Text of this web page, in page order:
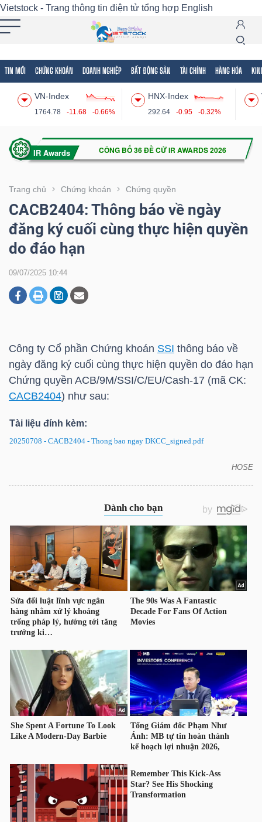
Vietstock - Trang thông tin điện tử tổng hợp English
TIN MỚI CHỨNG KHOÁN DOANH NGHIỆP BẤT ĐỘNG SẢN TÀI CHÍNH HÀNG HÓA
VN-Index
1764.78 -11.68 -0.66%
HNX-Index
292.64 -0.95 -0.32%
Trang chủ Chứng khoán Chứng quyền
CACB2404: Thông báo về ngày
đăng ký cuối cùng thực hiện quyền
do đáo hạn
09/07/2025 10:44
Công ty Cổ phần Chứng khoán SSI thông báo về
ngày đăng ký cuối cùng thực hiện quyền do đáo hạn
Chứng quyền ACB/9M/SSI/C/EU/Cash-17 (mã CK:
CACB2404) như sau:
Tài liệu đính kèm:
20250708 - CACB2404 - Thong bao ngay DKCC_signed.pdf
HOSE
Tất cả Tính năng Ngành Mã chứng khoán
Tính
(-)
VIETSTOCK
CHỨNG
KHOÁN
DOANH
BẤT
HÀNG
HÓA
KINH
TẾ
THẾ
GIỚI
TÀI